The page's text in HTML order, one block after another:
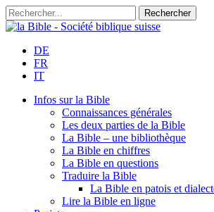
DE
FR
IT
Infos sur la Bible
Connaissances générales
Les deux parties de la Bible
La Bible – une bibliothèque
La Bible en chiffres
La Bible en questions
Traduire la Bible
La Bible en patois et
Lire la Bible en ligne